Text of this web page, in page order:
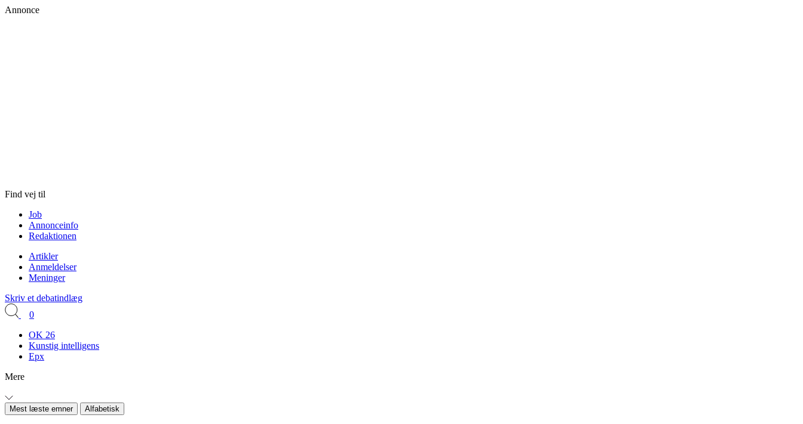
Annonce
Find vej til
Job
Annonceinfo
Redaktionen
Artikler
Anmeldelser
Meninger
Skriv et debatindlæg
0
OK 26
Kunstig intelligens
Epx
Mere
Mest læste emner Alfabetisk